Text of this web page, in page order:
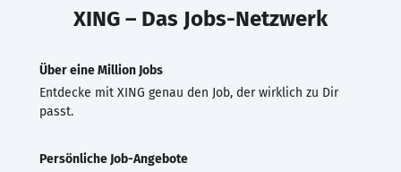
XING – Das Jobs-Netzwerk
Über eine Million Jobs
Entdecke mit XING genau den Job, der wirklich zu Dir
passt.
Persönliche Job-Angebote